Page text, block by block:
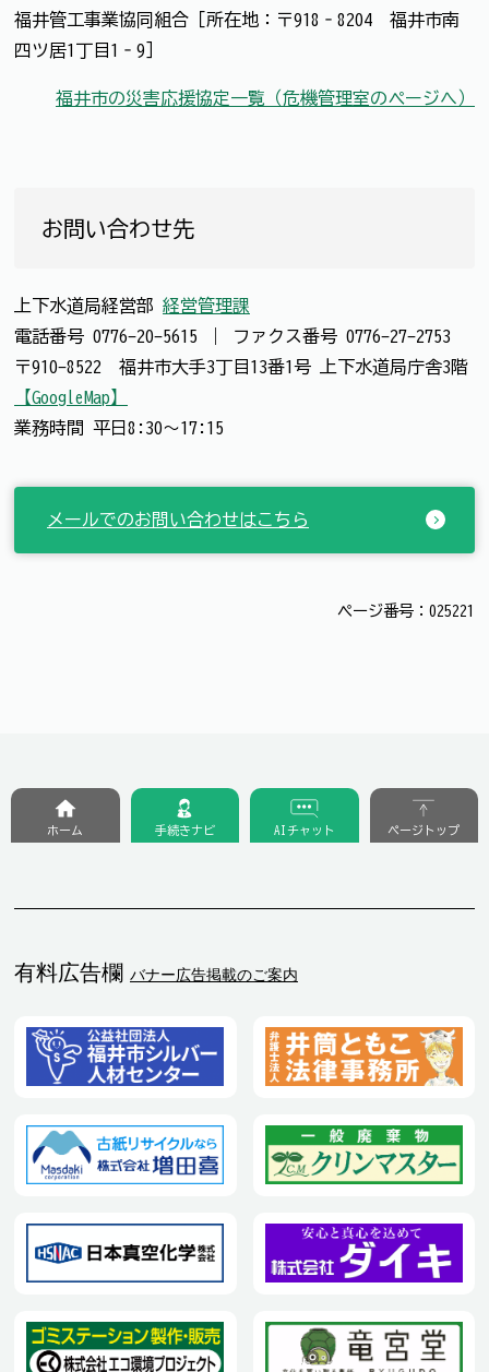
福井管工事業協同組合［所在地：〒918‐8204 福井市南
四ツ居1丁目1‐9］
福井市の災害応援協定一覧（危機管理室のページへ）
お問い合わせ先
上下水道局経営部 経営管理課
電話番号 0776-20-5615 ファクス番号 0776-27-2753
〒910-8522 福井市大手3丁目13番1号 上下水道局庁舎3階
【GoogleMap】
業務時間 平日8:30～17:15
メールでのお問い合わせはこちら
ページ番号：025221
有料広告欄 バナー広告掲載のご案内
ホーム 手続きナビ AIチャット ページトップ